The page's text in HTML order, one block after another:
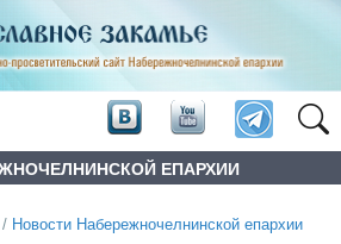
ЕПАРХИИ
/ Новости Набережночелнинской епархии